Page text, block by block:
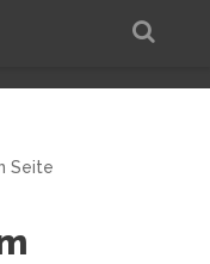
Seite